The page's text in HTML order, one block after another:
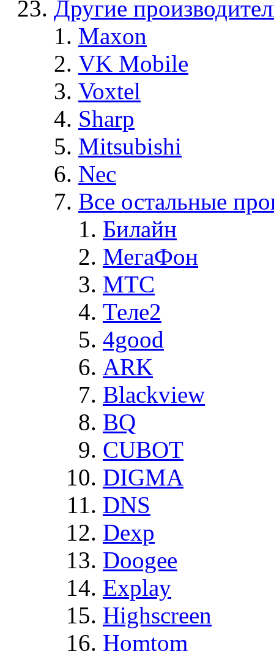
Другие
Maxon
VK Mobile
Voxtel
Sharp
Mitsubishi
Nec
Все остальные
Билайн
МегаФон
MTC
Теле2
4good
ARK
Blackview
BQ
CUBOT
DIGMA
DNS
Dexp
Doogee
Explay
Highscreen
Homtom